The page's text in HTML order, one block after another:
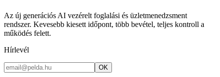
Az új generációs AI vezérelt foglalási és üzletmenedzsment
rendszer. Kevesebb kiesett időpont, több bevétel, teljes kontroll a
működés felett.
Hírlevél
OK